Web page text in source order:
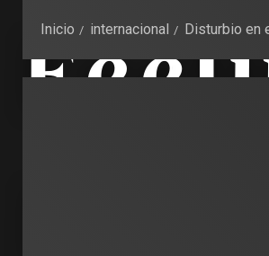
Inicio internacional Disturbio en